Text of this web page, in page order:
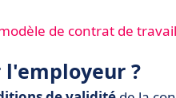
de contrat de
?